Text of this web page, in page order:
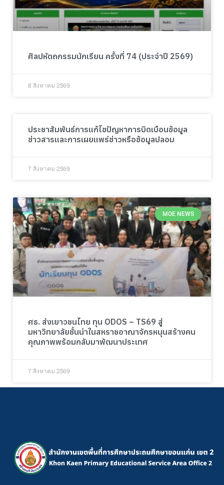
ศิลปหัตถกรรมนักเรียน ครั้งที่ 74 (ประจำปี 2569)
8 สิงหาคม 2569
ประชาสัมพันธ์การแก้ไขปัญหาการบิดเบือนข้อมูล
ข่าวสารและการเผยแพร่ข่าวหรือข้อมูลปลอม
7 สิงหาคม 2569
MOE NEWS
ศธ. ส่งเยาวชนไทย ทุน ODOS – TS69 สู่
มหาวิทยาลัยชั้นนำในสหราชอาณาจักรหนุนสร้างคน
คุณภาพพร้อมกลับมาพัฒนาประเทศ
7 สิงหาคม 2569